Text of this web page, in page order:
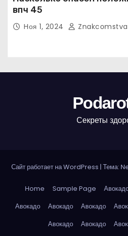
впч 45
Ноя 1, 2024 Znakcomstva_
Секреты
Сайт работает на WordPress | Тема:
Home Sample Page
Авокадо
Авокадо Авокадо
Авокадо
Авокадо